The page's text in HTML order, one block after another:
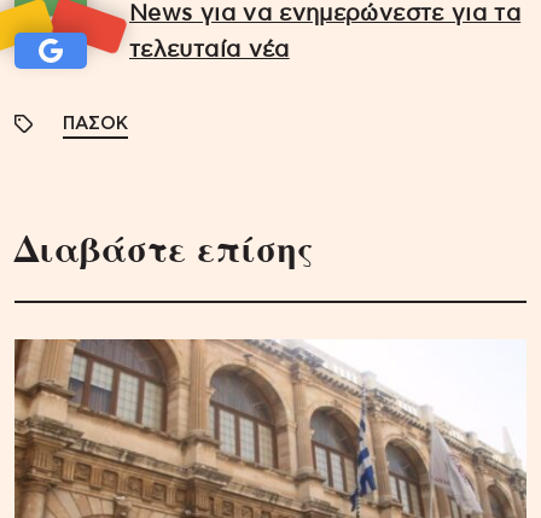
News για να ενημερώνεστε για τα
τελευταία νέα
ΠΑΣΟΚ
Διαβάστε επίσης